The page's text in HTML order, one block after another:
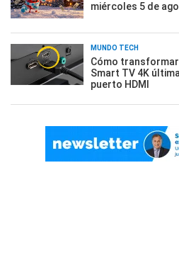
miércoles 5 de
MUNDO TECH
Cómo
Smart TV 4K
puerto HDMI